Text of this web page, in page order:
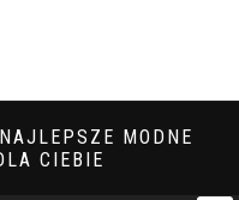
MODNE
CIEBIE